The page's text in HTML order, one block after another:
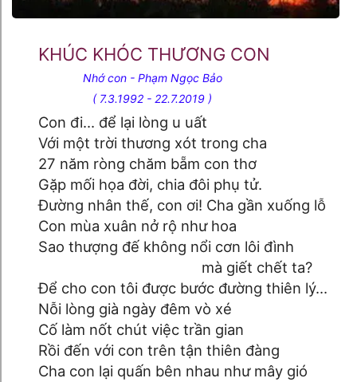
KHÚC KHÓC THƯƠNG CON
Nhớ con - Phạm Ngọc Bảo
( 7.3.1992 - 22.7.2019 )
Con đi... để lại lòng u uất
Với một trời thương xót trong cha
27 năm ròng chăm bẵm con thơ
Gặp mối họa đời, chia đôi phụ tử.
Đường nhân thế, con ơi! Cha gần xuống lỗ
Con mùa xuân nở rộ như hoa
Sao thượng đế không nổi cơn lôi đình
mà giết chết ta?
Để cho con tôi được bước đường thiên lý...
Nỗi lòng già ngày đêm vò xé
Cố làm nốt chút việc trần gian
Rồi đến với con trên tận thiên đàng
Cha con lại quấn bên nhau như mây gió